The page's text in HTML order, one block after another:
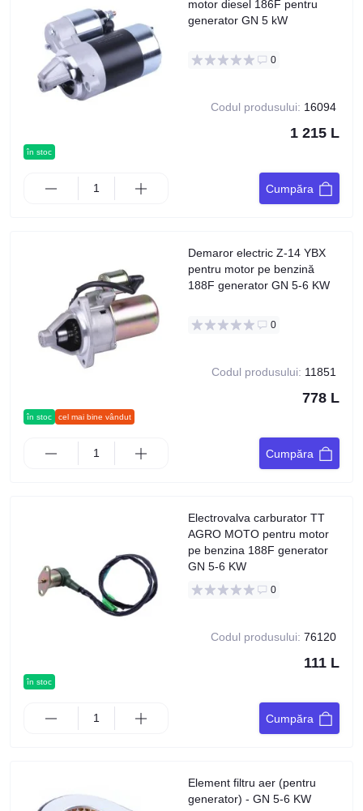
în stoc
motor diesel 186F pentru
generator GN 5 kW
0
Codul produsului: 16094
1 215 L
Cumpăra
în stoc cel mai bine vândut
Demaror electric Z-14 YBX
pentru motor pe benzină
188F generator GN 5-6 KW
0
Codul produsului: 11851
778 L
Cumpăra
în stoc
Electrovalva carburator TT
AGRO MOTO pentru motor
pe benzina 188F generator
GN 5-6 KW
0
Codul produsului: 76120
111 L
Cumpăra
Element filtru aer (pentru
generator) - GN 5-6 KW